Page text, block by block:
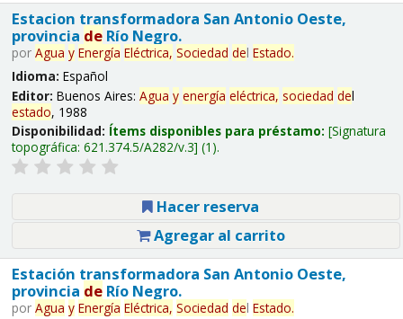
Estacion transformadora San Antonio Oeste,
provincia deRío Negro.
por Agua y Energía Eléctrica, Sociedad del Estado.
Idioma: Español
Editor: Buenos Aires: Agua y energía eléctrica, sociedad del
estado, 1988
Disponibilidad: Ítems disponibles para préstamo: Signatura
topográfica: 621.374.5/A282/v.3 (1).
Hacer reserva
Agregar al carrito
Estación transformadora San Antonio Oeste,
provincia deRío Negro.
por Agua y Energía Eléctrica, Sociedad del Estado.